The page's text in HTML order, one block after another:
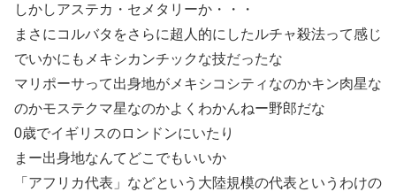
しかしアステカ・セメタリーか・・・
まさにコルバタをさらに超人的にしたルチャ殺法って感じ
でいかにもメキシカンチックな技だったな
マリポーサって出身地がメキシコシティなのかキン肉星な
のかモステクマ星なのかよくわかんねー野郎だな
0歳でイギリスのロンドンにいたり
まー出身地なんてどこでもいいか
「アフリカ代表」などという大陸規模の代表というわけの